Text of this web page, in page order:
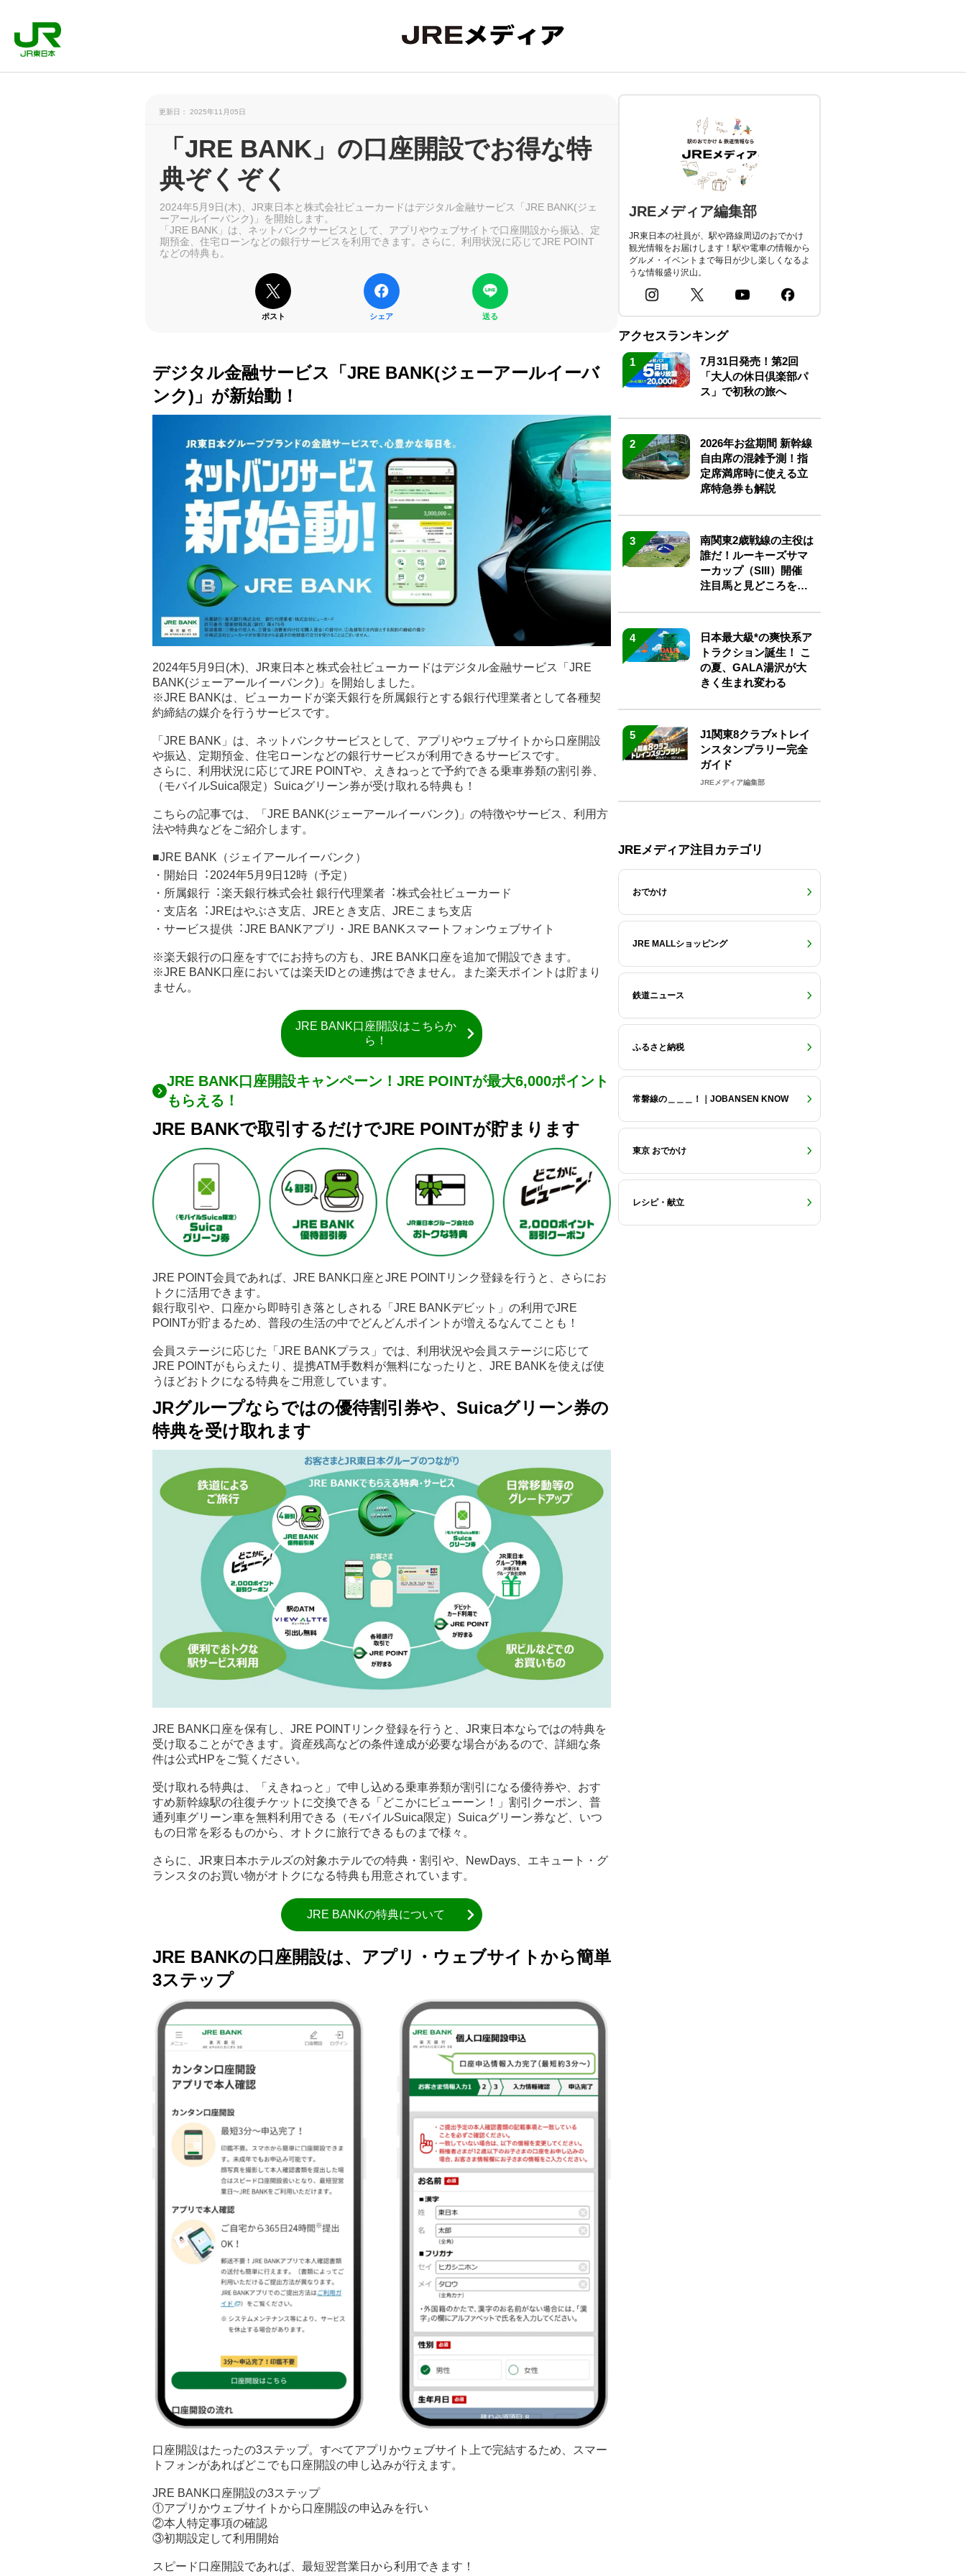
更新日： 2025年11月05日
「JRE BANK」の口座開設でお得な特
典ぞくぞく
2024年5月9日(木)、JR東日本と株式会社ビューカードはデジタル金融サービス「JRE BANK(ジェ
ーアールイーバンク)」を開始します。
「JRE BANK」は、ネットバンクサービスとして、アプリやウェブサイトで口座開設から振込、定
期預金、住宅ローンなどの銀行サービスを利用できます。さらに、利用状況に応じてJRE POINT
などの特典も。
ポスト シェア 送る
デジタル金融サービス「JRE BANK(ジェーアールイーバ
ンク)」が新始動！
2024年5月9日(木)、JR東日本と株式会社ビューカードはデジタル金融サービス「JRE
BANK(ジェーアールイーバンク)」を開始しました。
※JRE BANKは、ビューカードが楽天銀行を所属銀行とする銀行代理業者として各種契
約締結の媒介を行うサービスです。
「JRE BANK」は、ネットバンクサービスとして、アプリやウェブサイトから口座開設
や振込、定期預金、住宅ローンなどの銀行サービスが利用できるサービスです。
さらに、利用状況に応じてJRE POINTや、えきねっとで予約できる乗車券類の割引券、
（モバイルSuica限定）Suicaグリーン券が受け取れる特典も！
こちらの記事では、「JRE BANK(ジェーアールイーバンク)」の特徴やサービス、利用方
法や特典などをご紹介します。
■JRE BANK（ジェイアールイーバンク）
・開始日︓2024年5月9日12時（予定）
・所属銀行︓楽天銀行株式会社 銀行代理業者︓株式会社ビューカード
・支店名︓JREはやぶさ支店、JREとき支店、JREこまち支店
・サービス提供︓JRE BANKアプリ・JRE BANKスマートフォンウェブサイト
※楽天銀行の口座をすでにお持ちの方も、JRE BANK口座を追加で開設できます。
※JRE BANK口座においては楽天IDとの連携はできません。また楽天ポイントは貯まり
ません。
JRE BANK口座開設はこちらか
ら！
JRE BANK口座開設キャンペーン！JRE POINTが最大6,000ポイント
もらえる！
JRE BANKで取引するだけでJRE POINTが貯まります
JRE POINT会員であれば、JRE BANK口座とJRE POINTリンク登録を行うと、さらにお
トクに活用できます。
銀行取引や、口座から即時引き落としされる「JRE BANKデビット」の利用でJRE
POINTが貯まるため、普段の生活の中でどんどんポイントが増えるなんてことも！
会員ステージに応じた「JRE BANKプラス」では、利用状況や会員ステージに応じて
JRE POINTがもらえたり、提携ATM手数料が無料になったりと、JRE BANKを使えば使
うほどおトクになる特典をご用意しています。
JRグループならではの優待割引券や、Suicaグリーン券の
特典を受け取れます
JRE BANK口座を保有し、JRE POINTリンク登録を行うと、JR東日本ならではの特典を
受け取ることができます。資産残高などの条件達成が必要な場合があるので、詳細な条
件は公式HPをご覧ください。
受け取れる特典は、「えきねっと」で申し込める乗車券類が割引になる優待券や、おす
すめ新幹線駅の往復チケットに交換できる「どこかにビューーン！」割引クーポン、普
通列車グリーン車を無料利用できる（モバイルSuica限定）Suicaグリーン券など、いつ
もの日常を彩るものから、オトクに旅行できるものまで様々。
さらに、JR東日本ホテルズの対象ホテルでの特典・割引や、NewDays、エキュート・グ
ランスタのお買い物がオトクになる特典も用意されています。
JRE BANKの特典について
JRE BANKの口座開設は、アプリ・ウェブサイトから簡単
3ステップ
口座開設はたったの3ステップ。すべてアプリかウェブサイト上で完結するため、スマー
トフォンがあればどこでも口座開設の申し込みが行えます。
JRE BANK口座開設の3ステップ
①アプリかウェブサイトから口座開設の申込みを行い
②本人特定事項の確認
③初期設定して利用開始
スピード口座開設であれば、最短翌営業日から利用できます！
JREメディア編集部
JR東日本の社員が、駅や路線周辺のおでかけ
観光情報をお届けします！駅や電車の情報から
グルメ・イベントまで毎日が少し楽しくなるよ
うな情報盛り沢山。
アクセスランキング
1
7月31日発売！第2回
「大人の休日倶楽部パ
ス」で初秋の旅へ
2
2026年お盆期間 新幹線
自由席の混雑予測！指
定席満席時に使える立
席特急券も解説
3
南関東2歳戦線の主役は
誰だ！ルーキーズサマ
ーカップ（SIII）開催
注目馬と見どころをチ
4
日本最大級*の爽快系ア
トラクション誕生！ こ
の夏、GALA湯沢が大
きく生まれ変わる
5
J1関東8クラブ×トレイ
ンスタンプラリー完全
ガイド
JREメディア編集部
JREメディア注目カテゴリ
おでかけ
JRE MALLショッピング
鉄道ニュース
ふるさと納税
常磐線の＿＿＿！｜JOBANSEN KNOW
東京 おでかけ
レシピ・献立